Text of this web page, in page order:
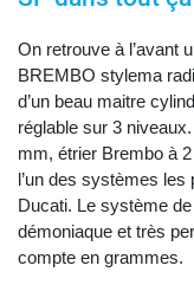
On retrouve à l’avant
BREMBO stylema
d’un beau maitre
réglable sur 3
mm, étrier Brembo à
l’un des systèmes
Ducati. Le système
démoniaque et très
compte en grammes.